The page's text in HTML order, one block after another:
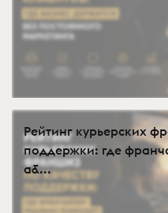
Рейтинг курьерских
поддержки: где
а&...